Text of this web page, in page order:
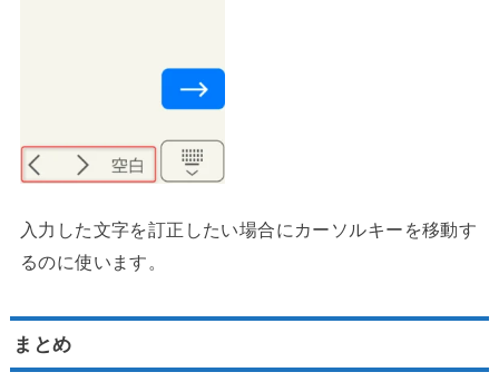
入力した文字を訂正したい場合にカーソルキーを移動す
るのに使います。
まとめ